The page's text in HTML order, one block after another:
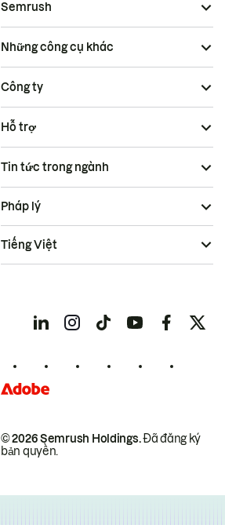
Semrush
Những công cụ khác
Công ty
Hỗ trợ
Tin tức trong ngành
© 2026 Semrush Holdings.Đã đăng ký
bản quyền.
Pháp lý
Tiếng Việt